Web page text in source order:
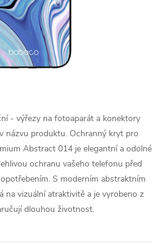
- výřezy na fotoaparát a konektory
názvu produktu. Ochranný kryt pro
Abstract 014 je elegantní a odolné
ochranu vašeho telefonu před
S moderním abstraktním
na vizuální atraktivitě a je vyrobeno z
dlouhou životnost.